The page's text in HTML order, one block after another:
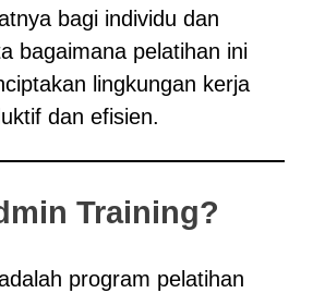
bagi individu dan
bagaimana pelatihan ini
lingkungan kerja
dan efisien.
Training?
program pelatihan